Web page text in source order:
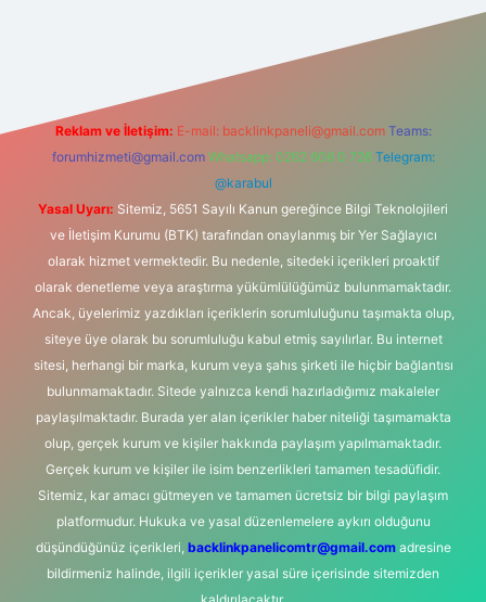
Reklam ve İletişim: E-mail: backlinkpaneli@gmail.com Teams:
forumhizmeti@gmail.com Whatsapp: 0262 606 0 726 Telegram:
@karabul
Yasal Uyarı: Sitemiz, 5651 Sayılı Kanun gereğince Bilgi Teknolojileri
ve İletişim Kurumu (BTK) tarafından onaylanmış bir Yer Sağlayıcı
olarak hizmet vermektedir. Bu nedenle, sitedeki içerikleri proaktif
olarak denetleme veya araştırma yükümlülüğümüz bulunmamaktadır.
Ancak, üyelerimiz yazdıkları içeriklerin sorumluluğunu taşımakta olup,
siteye üye olarak bu sorumluluğu kabul etmiş sayılırlar. Bu internet
sitesi, herhangi bir marka, kurum veya şahıs şirketi ile hiçbir bağlantısı
bulunmamaktadır. Sitede yalnızca kendi hazırladığımız makaleler
paylaşılmaktadır. Burada yer alan içerikler haber niteliği taşımamakta
olup, gerçek kurum ve kişiler hakkında paylaşım yapılmamaktadır.
Gerçek kurum ve kişiler ile isim benzerlikleri tamamen tesadüfidir.
Sitemiz, kar amacı gütmeyen ve tamamen ücretsiz bir bilgi paylaşım
platformudur. Hukuka ve yasal düzenlemelere aykırı olduğunu
düşündüğünüz içerikleri, backlinkpanelicomtr@gmail.comadresine
bildirmeniz halinde, ilgili içerikler yasal süre içerisinde sitemizden